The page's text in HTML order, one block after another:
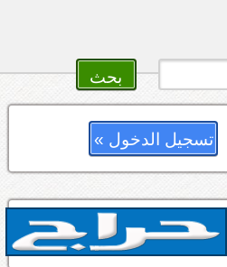
تسجيل الدخول »